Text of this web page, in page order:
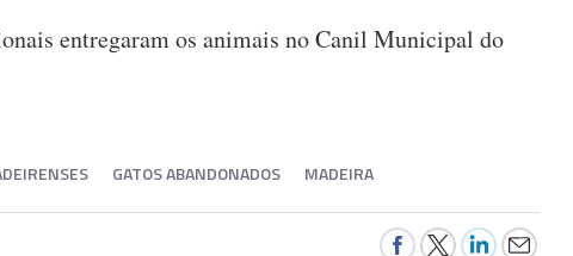
entregaram os animais no Canil Municipal do
GATOS ABANDONADOS MADEIRA